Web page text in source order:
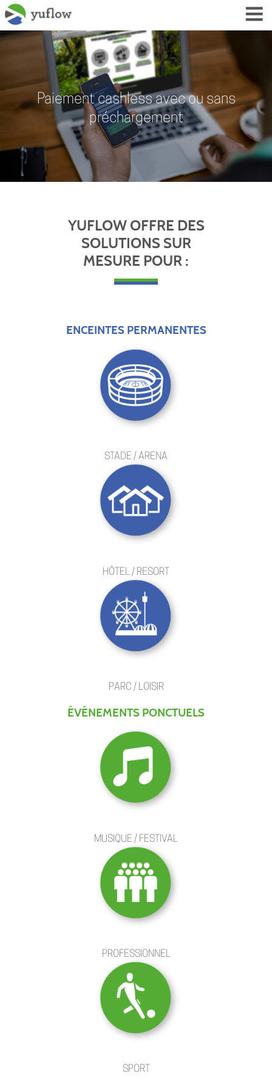
Paiement cashless avec ou sans
préchargement
YUFLOW OFFRE DES
SOLUTIONS SUR
MESURE POUR :
ENCEINTES PERMANENTES
STADE / ARENA
HÔTEL / RESORT
PARC / LOISIR
ÉVÉNEMENTS PONCTUELS
MUSIQUE / FESTIVAL
PROFESSIONNEL
SPORT